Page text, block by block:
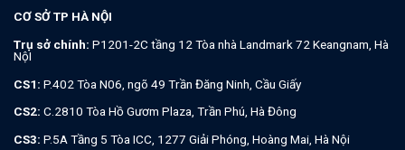
CƠ SỞ TP HÀ NỘI
Trụ sở chính: P1201-2C tầng 12 Tòa nhà Landmark 72 Keangnam, Hà
NộI
CS1: P.402 Tòa N06, ngõ 49 Trần Đăng Ninh, Cầu Giấy
CS2: C.2810 Tòa Hồ Gươm Plaza, Trần Phú, Hà Đông
CS3: P.5A Tầng 5 Tòa ICC, 1277 Giải Phóng, Hoàng Mai, Hà Nội